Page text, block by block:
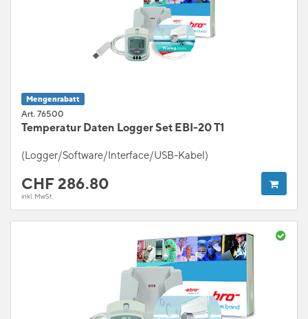
Mengenrabatt
Art. 76500
Temperatur Daten Logger Set EBI-20 T1
(Logger/Software/Interface/USB-Kabel)
CHF 286.80
inkl. MwSt.